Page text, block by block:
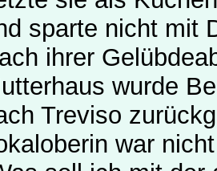
sparte nicht mit
ihrer
wurde
Treviso
war